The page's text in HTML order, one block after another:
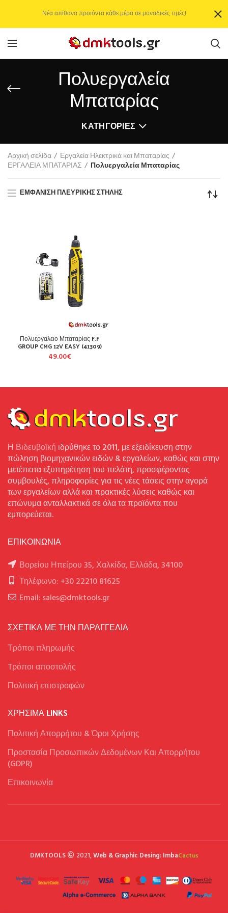
Πολυεργαλεία
Μπαταρίας
ΚΑΤΗΓΟΡΊΕΣ
Αρχική σελίδα
Εργαλεία Ηλεκτρικά και Μπαταρίας
ΕΡΓΑΛΕΙΑ ΜΠΑΤΑΡΙΑΣ
Πολυεργαλεία Μπαταρίας
ΕΜΦΆΝΙΣΗ ΠΛΕΥΡΙΚΉΣ ΣΤΉΛΗΣ
Πολυεργαλειο Μπαταρίας F.F
GROUP CMG 12V EASY (41309)
49.00€
Η Βιδευβοϊκή ιδρύθηκε το 2011, με εξειδίκευση στην
πώληση βιομηχανικών ειδών & εργαλείων, καθώς και στην
μετέπειτα εξυπηρέτηση του πελάτη, προσφέροντας
συμβουλές, πληροφορίες για τις νέες τάσεις στην αγορά
των εργαλείων αλλά και πρακτικές λύσεις καθώς και
επώνυμα ανταλλακτικά σε όλα τα προϊόντα που
εμπορεύεται.
ΕΠΙΚΟΙΝΩΝΙΑ
Βορείου Ηπείρου 35, Χαλκίδα, Ελλάδα, 34100
Τηλέφωνο: +30 22210 81625
Email: sales@dmktools.gr
ΣΧΕΤΙΚΑ ΜΕ ΤΗΝ ΠΑΡΑΓΓΕΛΙΑ
Τρόποι πληρωμής
Tρόποι αποστολής
Πολιτική επιστροφών
ΧΡΉΣΙΜΑ LINKS
Πολιτική Απορρήτου & Όροι Χρήσης
Προστασία Προσωπικών Δεδομένων Και Απορρήτου
(GDPR)
Επικοινωνία
DMKTOOLS 2021,Web & Graphic Desing: ImbaCactus
Νέα απίθανα προιόντα κάθε μέρα σε μοναδικές τιμές!